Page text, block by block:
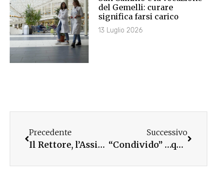
del Gemelli: curare
significa farsi carico
13 Luglio 2026
Precedente
Il Rettore, l’Assistente ecclesiastico generale e i presidi di facoltà commentano il tema della Giornata UC
Successivo
“Condivido” …quando le scuole superiori vanno a lezione di educazione digitale